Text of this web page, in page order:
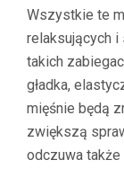
Wszystkie te
relaksujących i
takich
gładka,
mięśnie będą
zwiększą
odczuwa